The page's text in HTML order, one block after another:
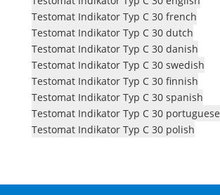
Testomat Indikator Typ C 30 french
Testomat Indikator Typ C 30 dutch
Testomat Indikator Typ C 30 danish
Testomat Indikator Typ C 30 swedish
Testomat Indikator Typ C 30 finnish
Testomat Indikator Typ C 30 spanish
Testomat Indikator Typ C 30 portuguese
Testomat Indikator Typ C 30 polish